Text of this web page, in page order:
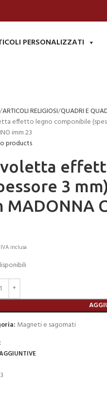
PERSONALIZZATI
ARTICOLI RELIGIOSI QUADRI E
effetto legno componibile
imm 23
products
3
MADONNA
IVA inclusa
Magneti e sagomati